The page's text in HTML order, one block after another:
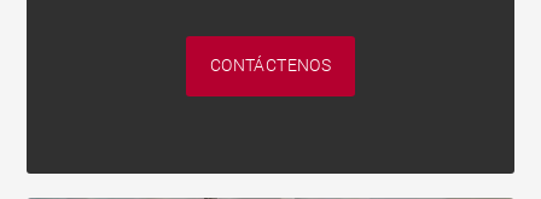
CONTÁCTENOS